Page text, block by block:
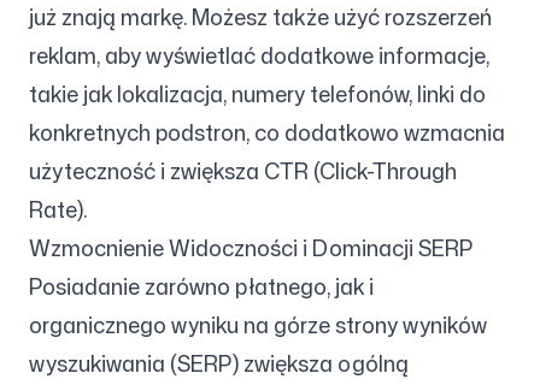
już znają markę. Możesz także użyć rozszerzeń
reklam, aby wyświetlać dodatkowe informacje,
takie jak lokalizacja, numery telefonów, linki do
konkretnych podstron, co dodatkowo wzmacnia
użyteczność i zwiększa CTR (Click-Through
Rate).
Wzmocnienie Widoczności i Dominacji SERP
Posiadanie zarówno płatnego, jak i
organicznego wyniku na górze strony wyników
wyszukiwania (SERP) zwiększa ogólną